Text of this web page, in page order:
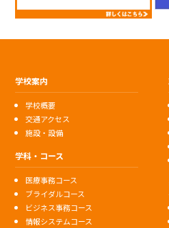
学校案内
学校概要
交通アクセス
施設・設備
学科・コース
医療事務コース
ブライダルコース
ビジネス事務コース
情報システムコース